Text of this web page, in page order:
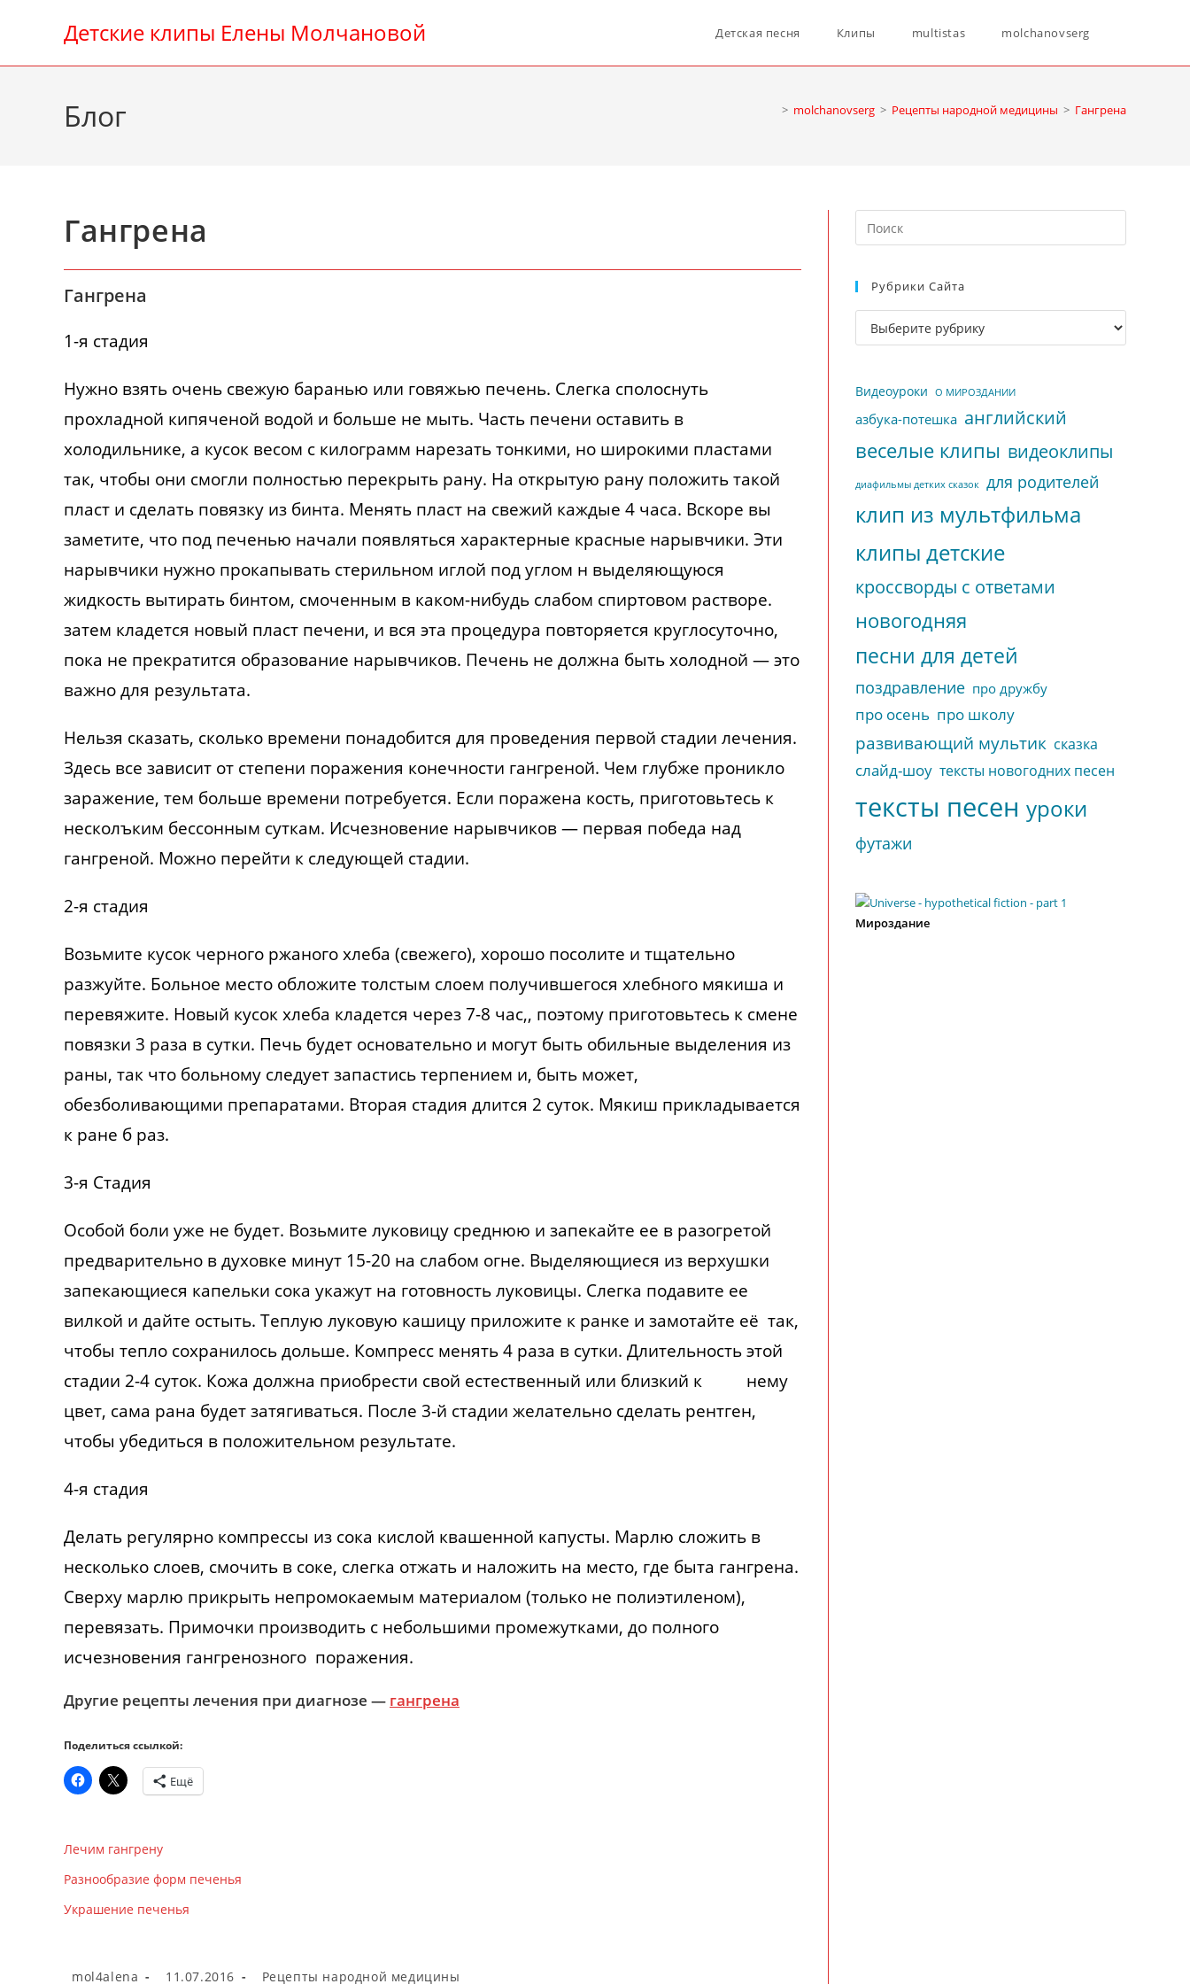
Детские клипы Елены Молчановой Детская песня Клипы multistas molchanovserg
Блог > molchanovserg > Рецепты народной медицины > Гангрена
Гангрена
Гангрена
1-я стадия
Нужно взять очень свежую баранью или говяжью печень. Слегка сполоснуть
прохладной кипяченой водой и больше не мыть. Часть печени оставить в
холодильнике, а кусок весом с килограмм нарезать тонкими, но широкими пластами
так, чтобы они смогли полностью перекрыть рану. На открытую рану положить такой
пласт и сделать повязку из бинта. Менять пласт на свежий каждые 4 часа. Вскоре вы
заметите, что под печенью начали появляться характерные красные нарывчики. Эти
нарывчики нужно прокапывать стерильном иглой под углом н выделяющуюся
жидкость вытирать бинтом, смоченным в каком-нибудь слабом спиртовом растворе.
затем кладется новый пласт печени, и вся эта процедура повторяется круглосуточно,
пока не прекратится образование нарывчиков. Печень не должна быть холодной — это
важно для результата.
Нельзя сказать, сколько времени понадобится для проведения первой стадии лечения.
Здесь все зависит от степени поражения конечности гангреной. Чем глубже проникло
заражение, тем больше времени потребуется. Если поражена кость, приготовьтесь к
несколъким бессонным суткам. Исчезновение нарывчиков — первая победа над
гангреной. Можно перейти к следующей стадии.
2-я стадия
Возьмите кусок черного ржаного хлеба (свежего), хорошо посолите и тщательно
разжуйте. Больное место обложите толстым слоем получившегося хлебного мякиша и
перевяжите. Новый кусок хлеба кладется через 7-8 час,, поэтому приготовьтесь к смене
повязки 3 раза в сутки. Печь будет основательно и могут быть обильные выделения из
раны, так что больному следует запастись терпением и, быть может,
обезболивающими препаратами. Вторая стадия длится 2 суток. Мякиш прикладывается
к ране б раз.
3-я Стадия
Особой боли уже не будет. Возьмите луковицу среднюю и запекайте ее в разогретой
предварительно в духовке минут 15-20 на слабом огне. Выделяющиеся из верхушки
запекающиеся капельки сока укажут на готовность луковицы. Слегка подавите ее
вилкой и дайте остыть. Теплую луковую кашицу приложите к ранке и замотайте её так,
чтобы тепло сохранилось дольше. Компресс менять 4 раза в сутки. Длительность этой
стадии 2-4 суток. Кожа должна приобрести свой естественный или близкий к нему
цвет, сама рана будет затягиваться. После 3-й стадии желательно сделать рентген,
чтобы убедиться в положительном результате.
4-я стадия
Делать регулярно компрессы из сока кислой квашенной капусты. Марлю сложить в
несколько слоев, смочить в соке, слегка отжать и наложить на место, где быта гангрена.
Сверху марлю прикрыть непромокаемым материалом (только не полиэтиленом),
перевязать. Примочки производить с небольшими промежутками, до полного
исчезновения гангренозного поражения.
Другие рецепты лечения при диагнозе — гангрена
Поделиться ссылкой:
Ещё
Лечим гангрену
Разнообразие форм печенья
Украшение печенья
Автор
mol4alena
Запись
11.07.2016
Рубрика
Рецепты народной медицины
клавишу
закрыть
Рубрики Сайта
Рубрики
сайта
Видеоуроки О МИРОЗДАНИИ
азбука-потешка английский
веселые клипы видеоклипы
диафильмы детких сказок для родителей
клип из мультфильма
клипы детские
кроссворды с ответами
новогодняя
песни для детей
поздравление про дружбу
про осень про школу
развивающий мультик сказка
слайд-шоу тексты новогодних песен
тексты песен уроки
футажи
Мироздание